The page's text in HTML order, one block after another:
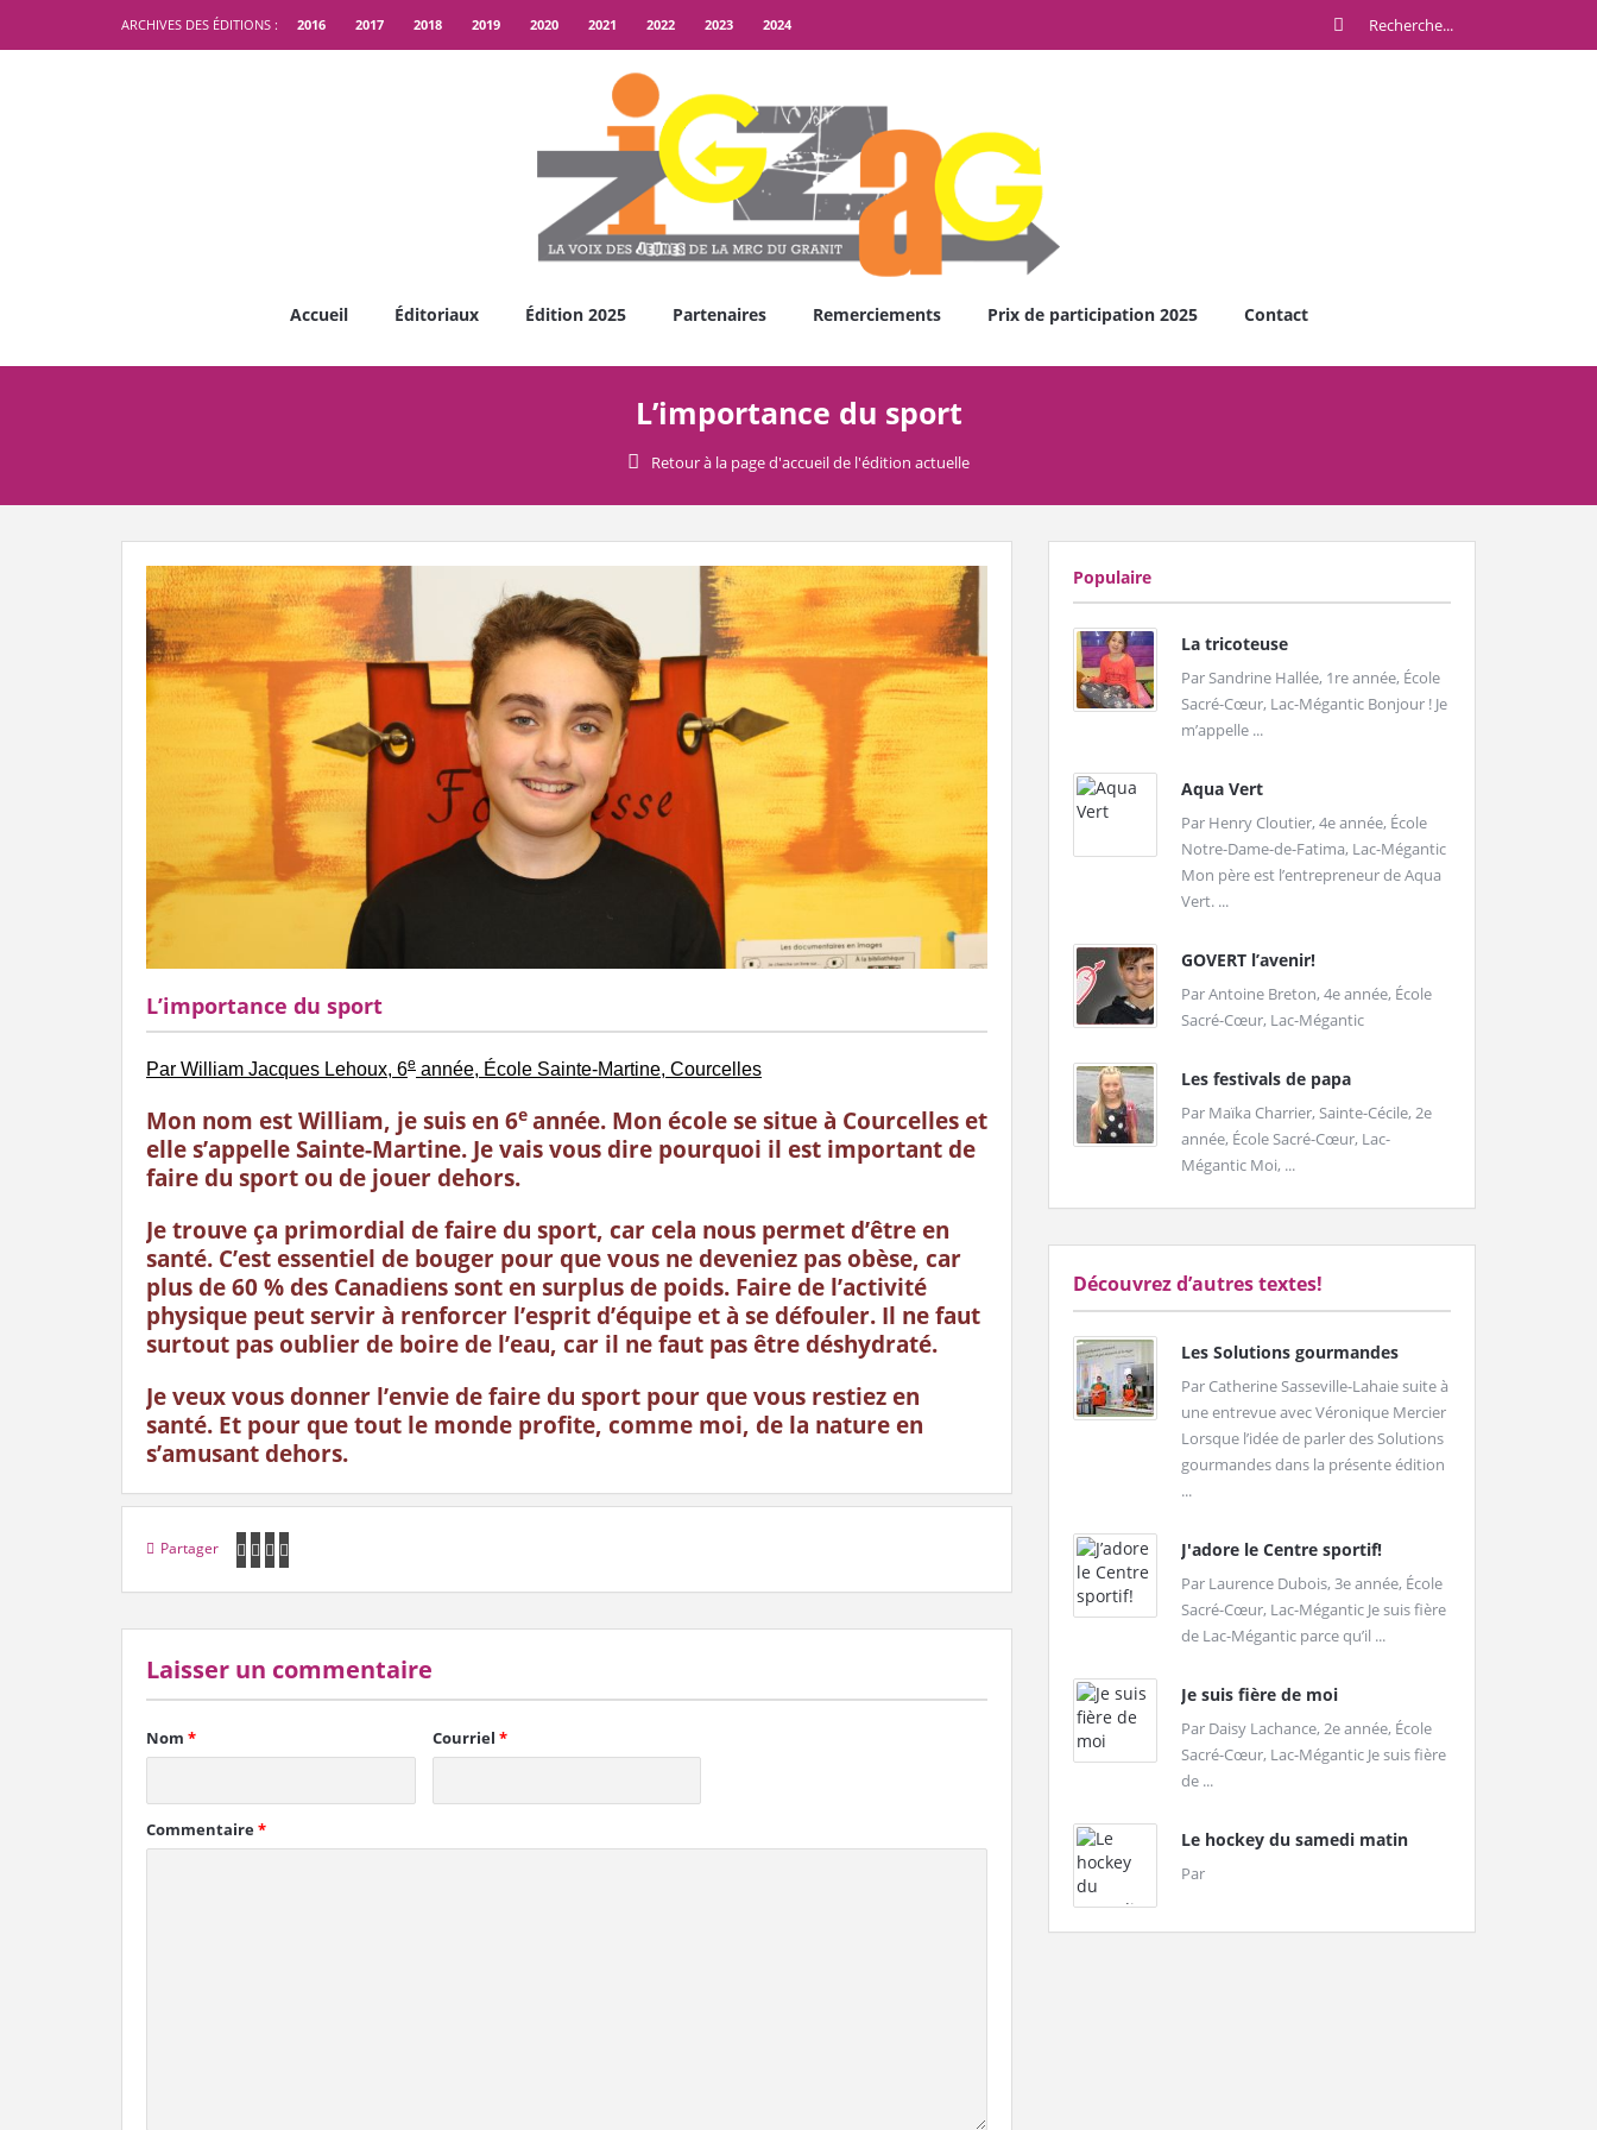
ARCHIVES DES ÉDITIONS : 2016 2017 2018 2019 2020 2021 2022 2023 2024
Accueil Éditoriaux Édition 2025 Partenaires Remerciements Prix de participation 2025 Contact
L’importance du sport
Retour à la page d'accueil de l'édition actuelle
L’importance du sport
Par William Jacques Lehoux, 6e année, École Sainte-Martine, Courcelles
Mon nom est William, je suis en 6e année. Mon école se situe à Courcelles et
elle s’appelle Sainte-Martine. Je vais vous dire pourquoi il est important de
faire du sport ou de jouer dehors.
Je trouve ça primordial de faire du sport, car cela nous permet d’être en
santé. C’est essentiel de bouger pour que vous ne deveniez pas obèse, car
plus de 60 % des Canadiens sont en surplus de poids. Faire de l’activité
physique peut servir à renforcer l’esprit d’équipe et à se défouler. Il ne faut
surtout pas oublier de boire de l’eau, car il ne faut pas être déshydraté.
Je veux vous donner l’envie de faire du sport pour que vous restiez en
santé. Et pour que tout le monde profite, comme moi, de la nature en
s’amusant dehors.
Partager
Laisser un commentaire
Nom * Courriel *
Commentaire*
Populaire
La tricoteuse
Par Sandrine Hallée, 1re année, École
Sacré-Cœur, Lac-Mégantic Bonjour ! Je
m’appelle ...
Aqua Vert
Par Henry Cloutier, 4e année, École
Notre-Dame-de-Fatima, Lac-Mégantic
Mon père est l’entrepreneur de Aqua
Vert. ...
GOVERT l’avenir!
Par Antoine Breton, 4e année, École
Sacré-Cœur, Lac-Mégantic
Les festivals de papa
Par Maïka Charrier, Sainte-Cécile, 2e
année, École Sacré-Cœur, Lac-
Mégantic Moi, ...
Découvrez d’autres textes!
Les Solutions gourmandes
Par Catherine Sasseville-Lahaie suite à
une entrevue avec Véronique Mercier
Lorsque l’idée de parler des Solutions
gourmandes dans la présente édition
...
J'adore le Centre sportif!
Par Laurence Dubois, 3e année, École
Sacré-Cœur, Lac-Mégantic Je suis fière
de Lac-Mégantic parce qu’il ...
Je suis fière de moi
Par Daisy Lachance, 2e année, École
Sacré-Cœur, Lac-Mégantic Je suis fière
de ...
Le hockey du samedi matin
Par